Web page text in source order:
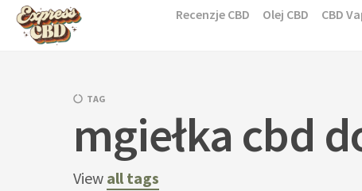
Skip
Recenzje CBD Olej CBD CBD
TAG
mgiełka cbd
View all tags